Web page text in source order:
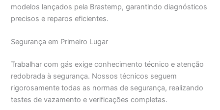
modelos lançados pela Brastemp, garantindo diagnósticos
precisos e reparos eficientes.
Segurança em Primeiro Lugar
Trabalhar com gás exige conhecimento técnico e atenção
redobrada à segurança. Nossos técnicos seguem
rigorosamente todas as normas de segurança, realizando
testes de vazamento e verificações completas.